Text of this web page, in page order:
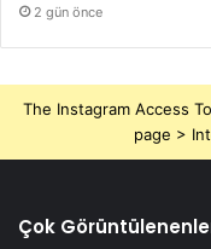
2 gün önce
The Instagram Access
page >
Çok